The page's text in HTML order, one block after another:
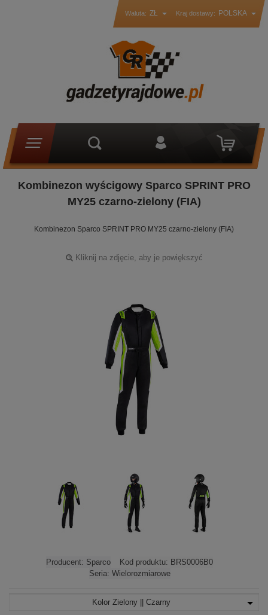
Waluta: ZŁ Kraj dostawy: POLSKA
Kombinezon wyścigowy Sparco SPRINT PRO
MY25 czarno-zielony (FIA)
Kombinezon Sparco SPRINT PRO MY25 czarno-zielony (FIA)
Kliknij na zdjęcie, aby je powiększyć
Producent: Sparco Kod produktu: BRS0006B0
Seria: Wielorozmiarowe
Kolor Zielony || Czarny